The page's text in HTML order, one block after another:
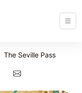
The Seville Pass